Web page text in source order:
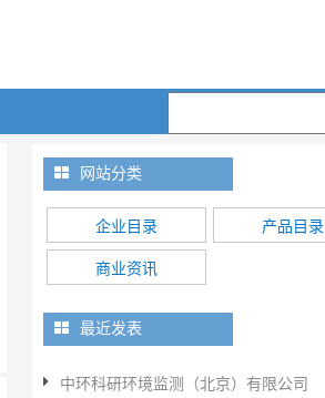
网站分类
企业目录 产品目录
商业资讯
最近发表
中环科研环境监测（北京）有限公司